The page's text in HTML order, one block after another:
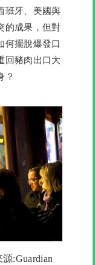
班牙、美國與
的成果，但對
何擺脫爆發口
回豬肉出口大
？
:Guardian